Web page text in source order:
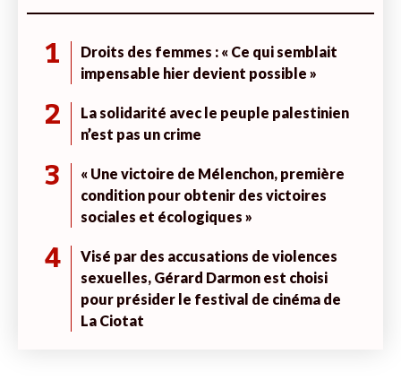
1
Droits des femmes : « Ce qui semblait
impensable hier devient possible »
2
La solidarité avec le peuple palestinien
n’est pas un crime
3
« Une victoire de Mélenchon, première
condition pour obtenir des victoires
sociales et écologiques »
4
Visé par des accusations de violences
sexuelles, Gérard Darmon est choisi
pour présider le festival de cinéma de
La Ciotat